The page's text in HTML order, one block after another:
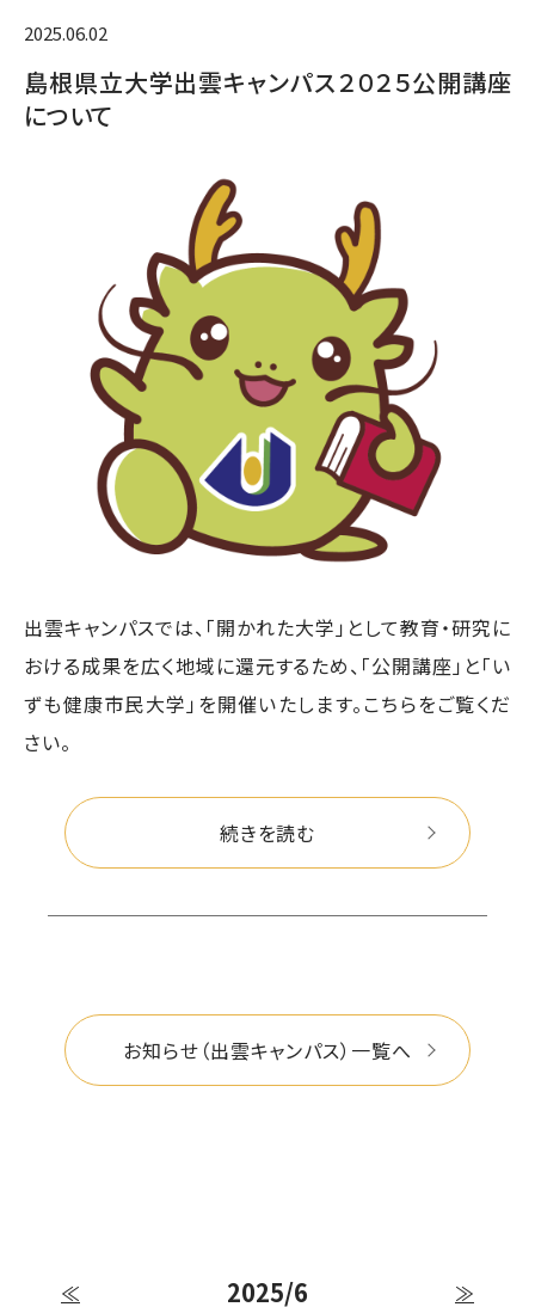
2025.06.02
島根県立大学出雲キャンパス２０２５公開講座
について
出雲キャンパスでは、「開かれた大学」として教育・研究に
おける成果を広く地域に還元するため、「公開講座」と「い
ずも健康市民大学」を開催いたします。こちらをご覧くだ
さい。
続きを読む
お知らせ（出雲キャンパス）一覧へ
≪ 2025/6 ≫